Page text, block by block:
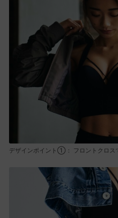
デザインポイント①： フロントクロス